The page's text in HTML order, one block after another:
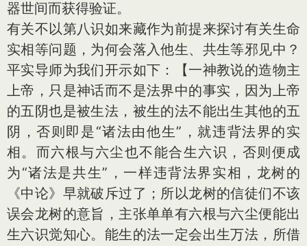
器世间而获得验证。
有关不以第八识如来藏作为前提来探讨有关生命
实相等问题，为何会落入他生、共生等邪见中？
平实导师为我们开示如下：【一神教说的造物主
上帝，只是神话而不是法界中的事实，因为上帝
的五阴也是被生法，被生的法不能出生其他的五
阴，否则即是“诸法由他生”，就违背法界的实
相。而六根与六尘也不能合生六识，否则便成
为“诸法是共生”，一样违背法界实相，龙树的
《中论》早就破斥过了；所以龙树的信徒们不该
误会龙树的意旨，主张单单有六根与六尘便能出
生六识觉知心。能生的法一定会出生万法，所借